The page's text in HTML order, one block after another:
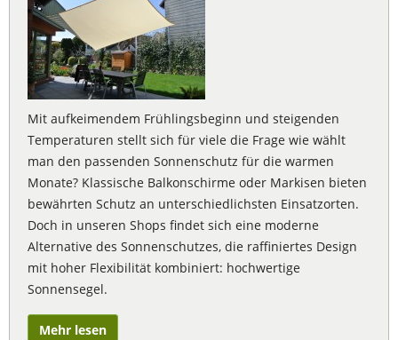
Mit aufkeimendem Frühlingsbeginn und steigenden
Temperaturen stellt sich für viele die Frage wie wählt
man den passenden Sonnenschutz für die warmen
Monate? Klassische Balkonschirme oder Markisen bieten
bewährten Schutz an unterschiedlichsten Einsatzorten.
Doch in unseren Shops findet sich eine moderne
Alternative des Sonnenschutzes, die raffiniertes Design
mit hoher Flexibilität kombiniert: hochwertige
Sonnensegel.
Mehr lesen